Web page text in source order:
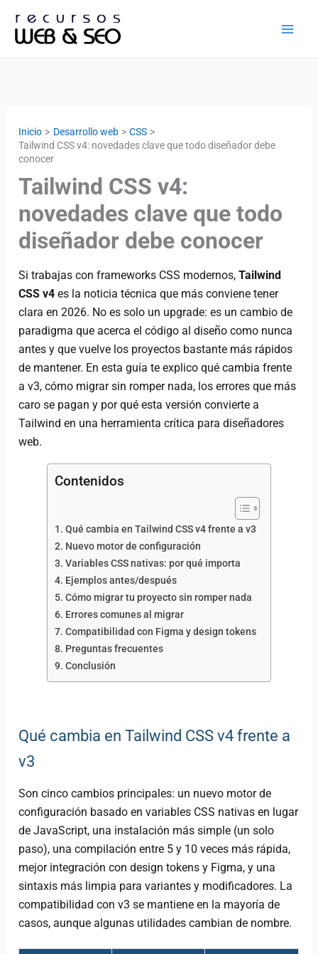
Inicio Desarrollo web
CSS
Tailwind CSS v4: novedades clave que todo diseñador debe
conocer
Tailwind CSS v4:
novedades clave que todo
diseñador debe conocer
Si trabajas con frameworks CSS modernos,Tailwind
CSS v4 es la noticia técnica que más conviene tener
clara en 2026. No es solo un upgrade: es un cambio de
paradigma que acerca el código al diseño como nunca
antes y que vuelve los proyectos bastante más rápidos
de mantener. En esta guía te explico qué cambia frente
a v3, cómo migrar sin romper nada, los errores que más
caro se pagan y por qué esta versión convierte a
Tailwind en una herramienta crítica para diseñadores
web.
Contenidos
Qué cambia en Tailwind CSS v4 frente a v3
Nuevo motor de configuración
Variables CSS nativas: por qué importa
Ejemplos antes/después
Cómo migrar tu proyecto sin romper nada
Errores comunes al migrar
Compatibilidad con Figma y design tokens
Preguntas frecuentes
Conclusión
Qué cambia en Tailwind CSS v4 frente a
v3
Son cinco cambios principales: un nuevo motor de
configuración basado en variables CSS nativas en lugar
de JavaScript, una instalación más simple (un solo
paso), una compilación entre 5 y 10 veces más rápida,
mejor integración con design tokens y Figma, y una
sintaxis más limpia para variantes y modificadores. La
compatibilidad con v3 se mantiene en la mayoría de
casos, aunque algunas utilidades cambian de nombre.